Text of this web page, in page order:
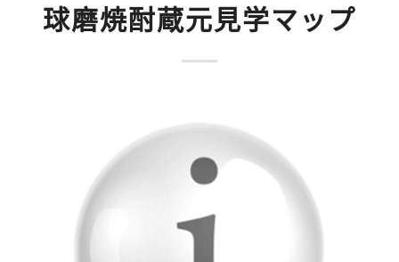
球磨焼酎蔵元見学マップ